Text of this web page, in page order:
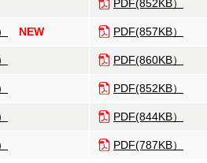
PDF(852KB）
NEW PDF(857KB）
PDF(860KB）
PDF(852KB）
PDF(844KB）
PDF(787KB）